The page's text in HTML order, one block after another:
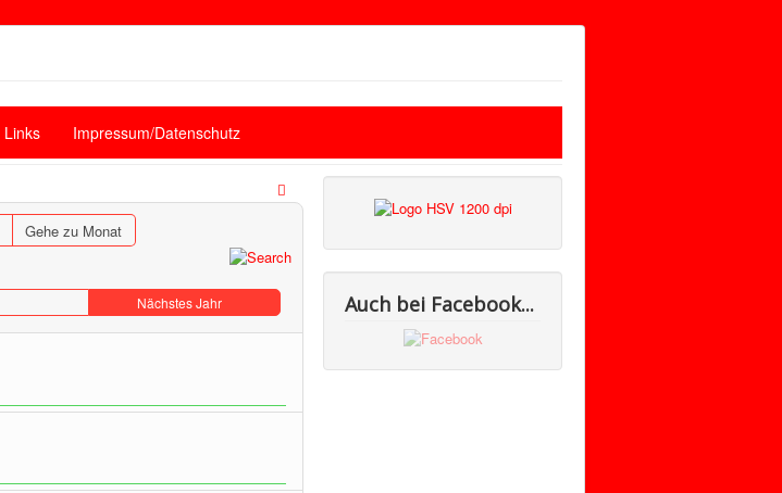
Links Impressum/Datenschutz
Gehe zu Monat
Nächstes Jahr Auch bei Facebook...